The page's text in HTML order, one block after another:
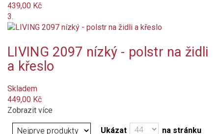
s motivem
Barva
Olivová
světle zelená
tmavě hnědá
439,00 Kč
3.
LIVING 2097 nízký - polstr na židli
a křeslo
Skladem
449,00 Kč
Zobrazit více
Ukázat na stránku